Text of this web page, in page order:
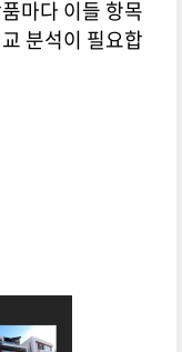
마다 이들 항목
분석이 필요합